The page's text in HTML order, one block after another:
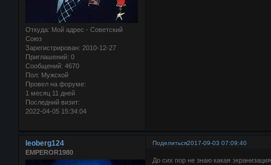
Откуда: Мой адрес - Советский
Союз
Зарегистрирован: 2010-12-27
Приглашений: 0
Сообщений: 4670
Пол: Мужской
Провел на форуме:
1 месяц 11 дней
Последний визит:
2022-04-05 15:34:04
Поделиться2017-09-03 07:09:40
leoberg124
EMPEROR1980
До сих пор не знаю какая